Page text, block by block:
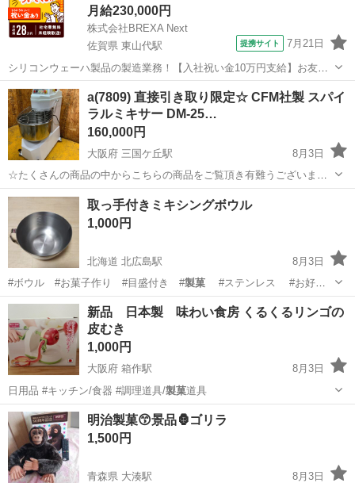
月給230,000円
株式会社BREXA Next
佐賀県 東山代駅
提携サイト 7月21日
シリコンウェーハ製品の製造業務！【入社祝い金10万円支給】お友達
やカップルとの応募OK◎年間休日129日＆休出なしでプライベート充
実♪業務はクリーンルームで快適作業◎自社正社員登用制度あり★1食
300円～の格安食堂あり！《佐...
佐賀 伊万里市 東山代駅 その他
a(7809) 直接引き取り限定☆ CFM社製 スパイ
ラルミキサー DM-25…
160,000円
大阪府 三国ケ丘駅
8月3日
☆たくさんの商品の中からこちらの商品をご覧頂き有難うございま
す。☆ ●商品名 直接引き取り限定☆ CFM社製 スパイラルミキサー
DM-25SYT ■仕様■ ・外形寸法（約） Ｗ620×Ｄ...
大阪 堺市 三国ケ丘駅 ミキサー
取っ手付きミキシングボウル
1,000円
北海道 北広島駅
8月3日
#ボウル #お菓子作り #目盛付き #製菓#ステンレス #お好み
焼き
北海道 北広島市 北広島駅 調理器具 ミキシング
新品 日本製 味わい食房 くるくるリンゴの
皮むき
1,000円
大阪府 箱作駅
8月3日
日用品 #キッチン/食器 #調理道具/製菓道具
大阪 阪南市 箱作駅 生活家電 リンゴ
明治製菓😙景品🦍ゴリラ
1,500円
青森県 大湊駅 8月3日